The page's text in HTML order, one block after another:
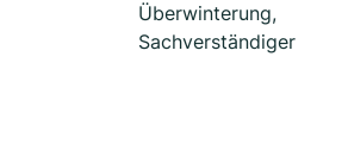
Überwinterung,
Sachverständiger